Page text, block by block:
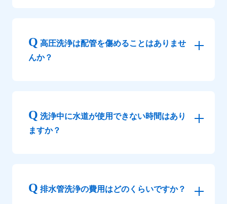
高圧洗浄は配管を傷めることはありませ
んか？
洗浄中に水道が使用できない時間はあり
ますか？
排水管洗浄の費用はどのくらいですか？